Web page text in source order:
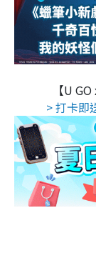
【U
> 打卡即